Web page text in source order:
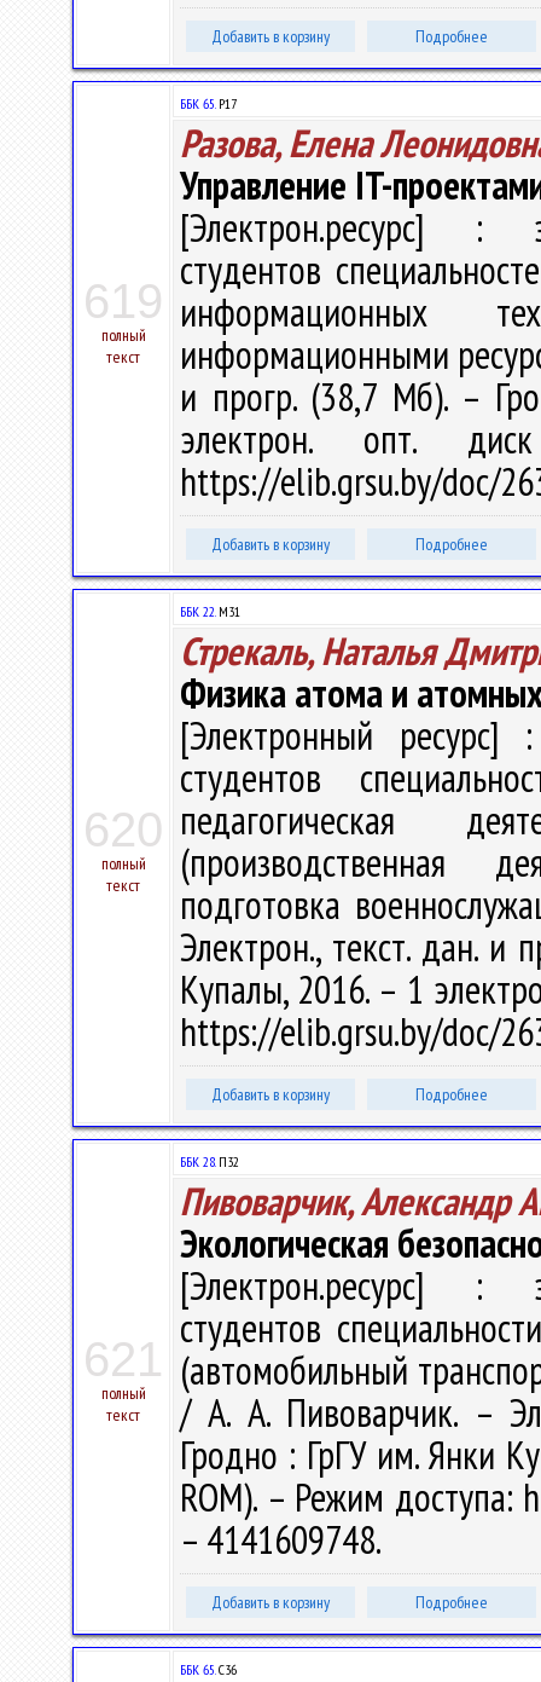
Добавить в корзину Подробнее
619
полный
текст
ББК 65.Р17
Разова, Елена
Управление IT-
[Электрон.ресурс] :
студентов
информационных
информационными
и прогр. (38,7 Мб). –
электрон. опт.
https://elib.grsu.by/doc/
Добавить в корзину Подробнее
620
полный
текст
ББК 22.М31
Стрекаль, Наталья
Физика атома и
[Электронный ресурс]
студентов
педагогическая
(производственная
подготовка
Электрон., текст. дан. и
Купалы, 2016. – 1
https://elib.grsu.by/doc/
Добавить в корзину Подробнее
621
полный
текст
ББК 28.П32
Пивоварчик, Александр
Экологическая
[Электрон.ресурс] :
студентов
(автомобильный
/ А. А. Пивоварчик. –
Гродно : ГрГУ им. Янки
ROM). – Режим доступа:
– 4141609748.
Добавить в корзину Подробнее
ББК 65.С36